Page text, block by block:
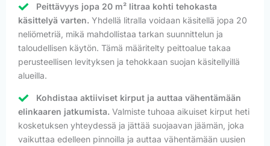
Peittävyys jopa 20 m² litraa kohti tehokasta
käsittelyä varten. Yhdellä litralla voidaan käsitellä jopa 20
neliömetriä, mikä mahdollistaa tarkan suunnittelun ja
taloudellisen käytön. Tämä määritelty peittoalue takaa
perusteellisen levityksen ja tehokkaan suojan käsitellyillä
alueilla.
Kohdistaa aktiiviset kirput ja auttaa vähentämään
elinkaaren jatkumista. Valmiste tuhoaa aikuiset kirput heti
kosketuksen yhteydessä ja jättää suojaavan jäämän, joka
vaikuttaa edelleen pinnoilla ja auttaa vähentämään uusien